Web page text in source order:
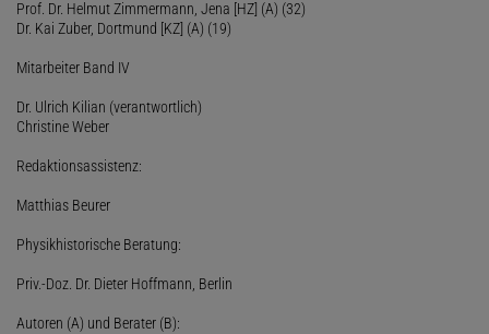
Prof. Dr. Helmut Zimmermann, Jena [HZ] (A) (32)
Dr. Kai Zuber, Dortmund [KZ] (A) (19)
Mitarbeiter Band IV
Dr. Ulrich Kilian (verantwortlich)
Christine Weber
Redaktionsassistenz:
Matthias Beurer
Physikhistorische Beratung:
Priv.-Doz. Dr. Dieter Hoffmann, Berlin
Autoren (A) und Berater (B):